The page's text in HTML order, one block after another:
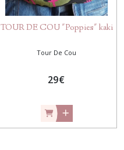
TOUR DE COU "Poppies" kaki
Tour De Cou
29€